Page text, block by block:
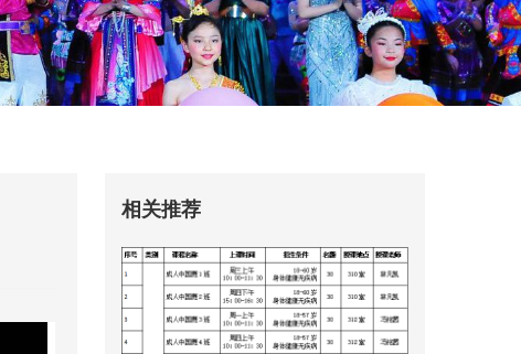
相关推荐